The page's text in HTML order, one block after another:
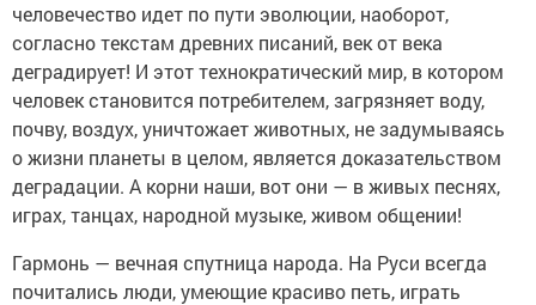
человечество идет по пути эволюции, наоборот,
согласно текстам древних писаний, век от века
деградирует! И этот технократический мир, в котором
человек становится потребителем, загрязняет воду,
почву, воздух, уничтожает животных, не задумываясь
о жизни планеты в целом, является доказательством
деградации. А корни наши, вот они — в живых песнях,
играх, танцах, народной музыке, живом общении!
Гармонь — вечная спутница народа. На Руси всегда
почитались люди, умеющие красиво петь, играть